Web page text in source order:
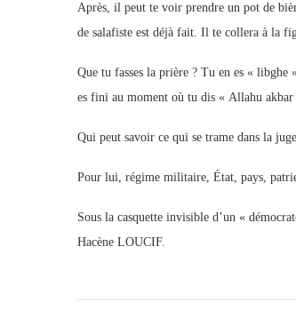
Après, il peut te voir prendre un pot de
de salafiste est déjà fait. Il te collera à la
Que tu fasses la prière ? Tu en es «
es fini au moment où tu dis « Allahu akbar
Qui peut savoir ce qui se trame dans la
Pour lui, régime militaire, État, pays,
Sous la casquette invisible d’un «
Hacène LOUCIF.